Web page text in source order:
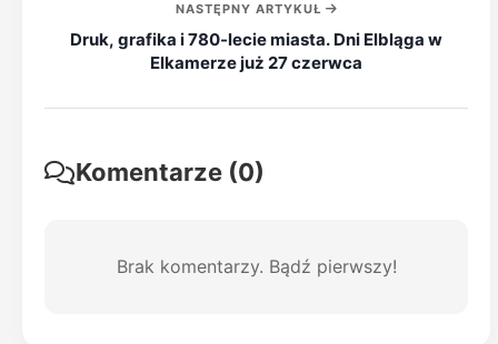
NASTĘPNY ARTYKUŁ
Druk, grafika i 780-lecie miasta. Dni Elbląga w
Elkamerze już 27 czerwca
Komentarze (0)
Brak komentarzy. Bądź pierwszy!